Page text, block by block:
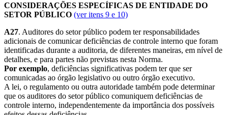
CONSIDERAÇÕES ESPECÍFICAS DE ENTIDADE DO
SETOR PÚBLICO (ver itens 9 e 10)
A27. Auditores do setor público podem ter responsabilidades
adicionais de comunicar deficiências de controle interno que foram
identificadas durante a auditoria, de diferentes maneiras, em nível de
detalhes, e para partes não previstas nesta Norma.
Por exemplo, deficiências significativas podem ter que ser
comunicadas ao órgão legislativo ou outro órgão executivo.
A lei, o regulamento ou outra autoridade também pode determinar
que os auditores do setor público comuniquem deficiências de
controle interno, independentemente da importância dos possíveis